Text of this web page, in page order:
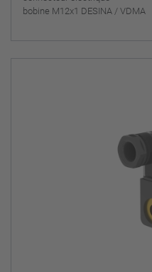
bobine M12x1 DESINA / VDMA